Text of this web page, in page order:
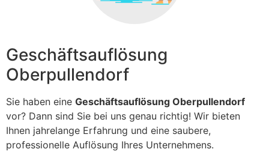
Geschäftsauflösung
Oberpullendorf
Sie haben eine Geschäftsauflösung Oberpullendorf
vor? Dann sind Sie bei uns genau richtig! Wir bieten
Ihnen jahrelange Erfahrung und eine saubere,
professionelle Auflösung Ihres Unternehmens.